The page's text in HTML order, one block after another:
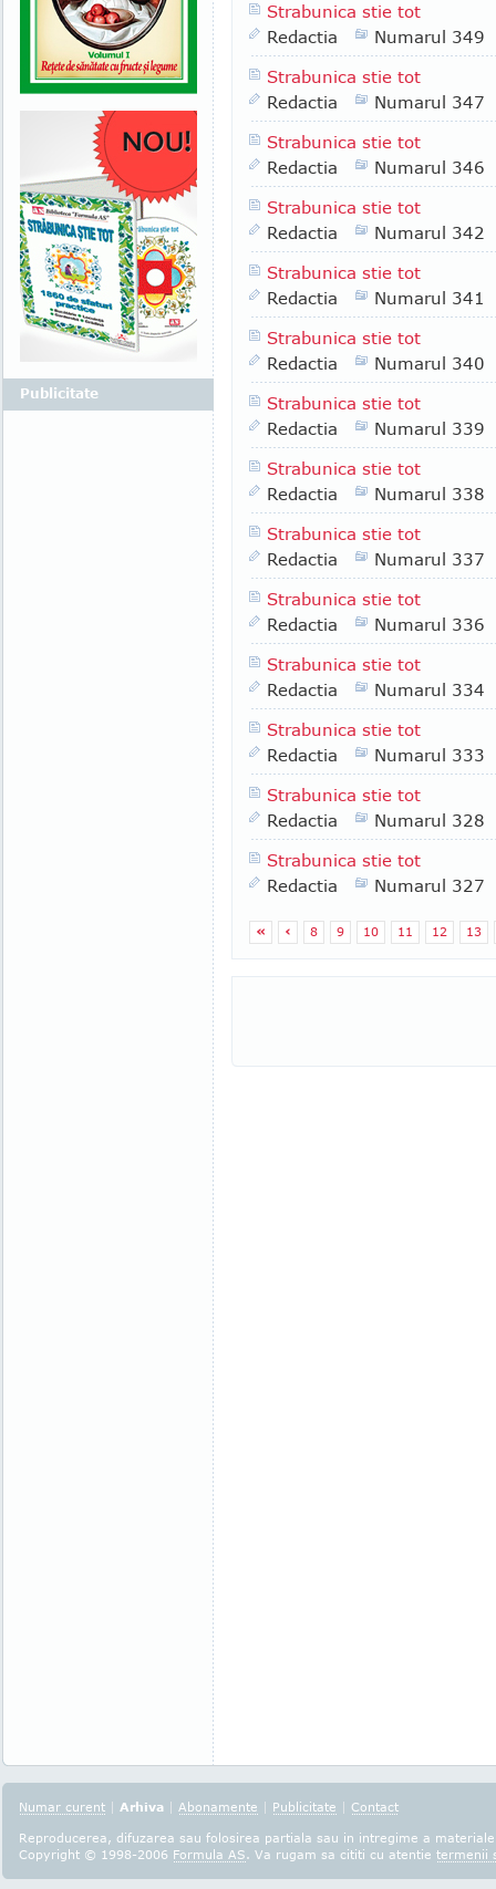
Strabunica stie tot
Redactia
Numarul 349
Strabunica stie tot
Redactia
Numarul 347
Strabunica stie tot
Redactia
Numarul 346
Strabunica stie tot
Redactia
Numarul 342
Strabunica stie tot
Redactia
Numarul 341
Strabunica stie tot
Redactia
Numarul 340
Strabunica stie tot
Redactia
Numarul 339
Strabunica stie tot
Redactia
Numarul 338
Strabunica stie tot
Redactia
Numarul 337
Strabunica stie tot
Redactia
Numarul 336
Strabunica stie tot
Redactia
Numarul 334
Strabunica stie tot
Redactia
Numarul 333
Strabunica stie tot
Redactia
Numarul 328
Strabunica stie tot
Redactia
Numarul 327
« ‹ 8 9 10 11 12 13
Publicitate
Numar curent | Arhiva | Abonamente | Publicitate | Contact
Reproducerea, difuzarea sau folosirea partiala sau in intregime a
Copyright © 1998-2006 Formula AS. Va rugam sa cititi cu atentie termenii